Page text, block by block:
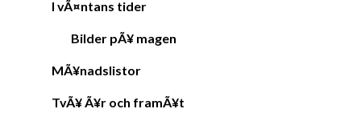
I vÃ¤ntans tider
Bilder pÃ¥ magen
MÃ¥nadslistor
TvÃ¥ Ã¥r och framÃ¥t